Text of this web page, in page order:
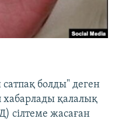
болды" деген
хабарлады қалалық
сілтеме жасаған